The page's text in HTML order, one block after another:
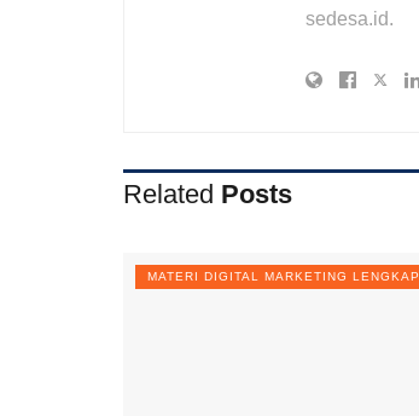
sedesa.id.
Related Posts
MATERI DIGITAL MARKETING LENGKAP